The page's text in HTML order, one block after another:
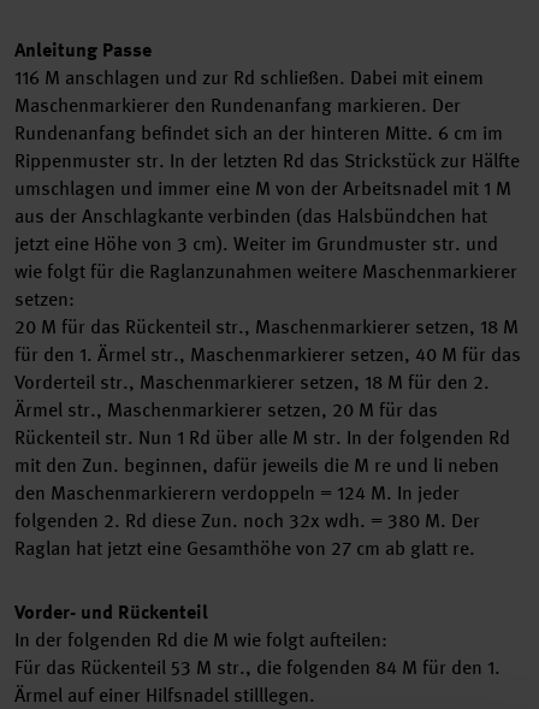
Anleitung Passe
116 M anschlagen und zur Rd schließen. Dabei mit einem
Maschenmarkierer den Rundenanfang markieren. Der
Rundenanfang befindet sich an der hinteren Mitte. 6 cm im
Rippenmuster str. In der letzten Rd das Strickstück zur Hälfte
umschlagen und immer eine M von der Arbeitsnadel mit 1 M
aus der Anschlagkante verbinden (das Halsbündchen hat
jetzt eine Höhe von 3 cm). Weiter im Grundmuster str. und
wie folgt für die Raglanzunahmen weitere Maschenmarkierer
setzen:
20 M für das Rückenteil str., Maschenmarkierer setzen, 18 M
für den 1. Ärmel str., Maschenmarkierer setzen, 40 M für das
Vorderteil str., Maschenmarkierer setzen, 18 M für den 2.
Ärmel str., Maschenmarkierer setzen, 20 M für das
Rückenteil str. Nun 1 Rd über alle M str. In der folgenden Rd
mit den Zun. beginnen, dafür jeweils die M re und li neben
den Maschenmarkierern verdoppeln = 124 M. In jeder
folgenden 2. Rd diese Zun. noch 32x wdh. = 380 M. Der
Raglan hat jetzt eine Gesamthöhe von 27 cm ab glatt re.
Vorder- und Rückenteil
In der folgenden Rd die M wie folgt aufteilen:
Für das Rückenteil 53 M str., die folgenden 84 M für den 1.
Ärmel auf einer Hilfsnadel stilllegen.